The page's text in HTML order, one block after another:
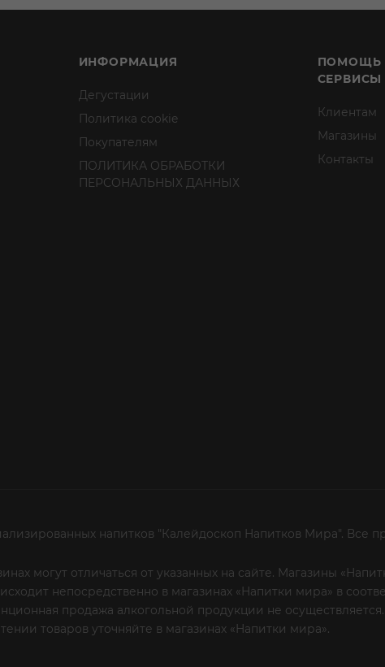
ИНФОРМАЦИЯ
Дегустации
Политика cookie
Покупателям
ПОЛИТИКА ОБРАБОТКИ
ПЕРСОНАЛЬНЫХ ДАННЫХ
ПОМОЩЬ
СЕРВИСЫ
Клиентам
Магазины
Контакты
напитков "Калейдоскоп Напитков Мира". Все
могут отличаться от указанных на сайте. Магазины
непосредственно в магазинах «Напитки мира» в
продажа алкогольной продукции не
товаров уточняйте в магазинах «Напитки мира».